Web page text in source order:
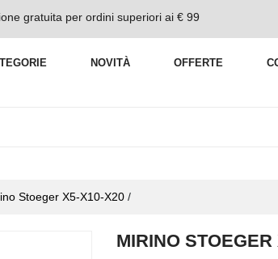
gratuita per ordini superiori ai € 99
NOVITÀ OFFERTE
Stoeger X5-X10-X20 /
MIRINO